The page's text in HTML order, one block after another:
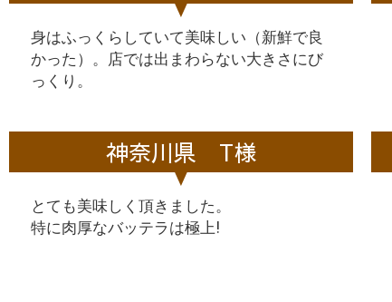
身はふっくらしていて美味しい（新鮮で良
かった）。店では出まわらない大きさにび
っくり。
神奈川県 T様
とても美味しく頂きました。
特に肉厚なバッテラは極上!